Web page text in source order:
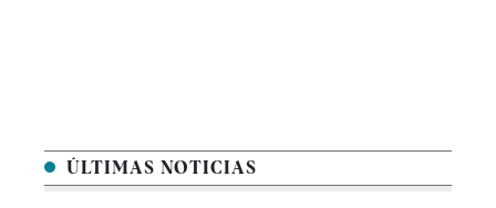
ÚLTIMAS NOTICIAS